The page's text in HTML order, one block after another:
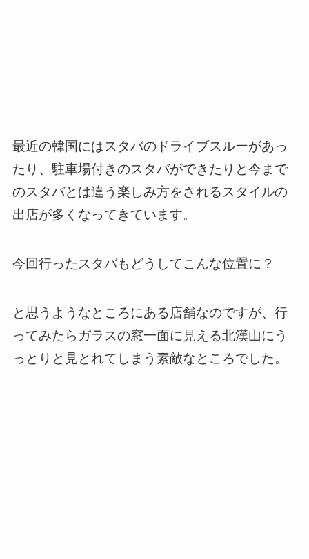
最近の韓国にはスタバのドライブスルーがあっ
たり、駐車場付きのスタバができたりと今まで
のスタバとは違う楽しみ方をされるスタイルの
出店が多くなってきています。
今回行ったスタバもどうしてこんな位置に？
と思うようなところにある店舗なのですが、行
ってみたらガラスの窓一面に見える北漢山にう
っとりと見とれてしまう素敵なところでした。